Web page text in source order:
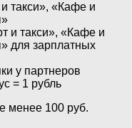
такси», «Кафе и
и такси», «Кафе и
для зарплатных
у партнеров
= 1 рубль
менее 100 руб.